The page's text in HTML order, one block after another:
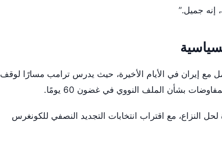
مع إيران في الأيام الأخيرة، حيث يدرس ترامب مسارًا لوقف
بشأن الملف النووي في غضون 60 يومًا.
النزاع، مع اقتراب انتخابات التجديد النصفي للكونغرس